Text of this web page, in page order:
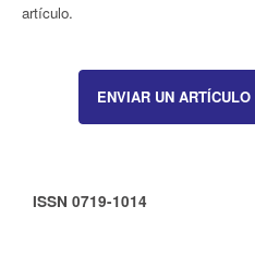
artículo.
ENVIAR UN ARTÍCULO
ISSN 0719-1014